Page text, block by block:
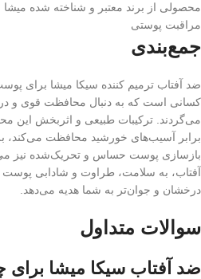
محصولی از برند معتبر و شناخته شده
مراقبت پوستی
جمع‌بندی
ضد آفتاب ترمیم کننده سیکا میشا برای
کسانی است که به دنبال محافظت قوی و
می‌گردند. ترکیبات طبیعی و اثربخش این
برابر آسیب‌های خورشید محافظت می‌کند،
بازسازی پوست حساس و تحریک‌شده نیز
آفتاب، به سلامت، طراوت و شادابی
درخشان و جوان‌تر به شما هدیه می‌دهد.
سوالات متداول
ضد آفتاب سیکا میشا